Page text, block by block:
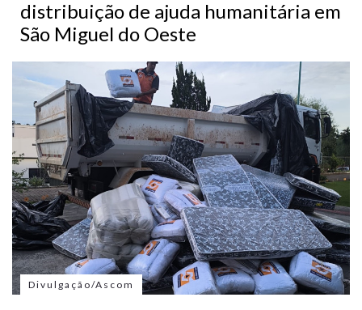
distribuição de ajuda humanitária em
São Miguel do Oeste
Divulgação/Ascom